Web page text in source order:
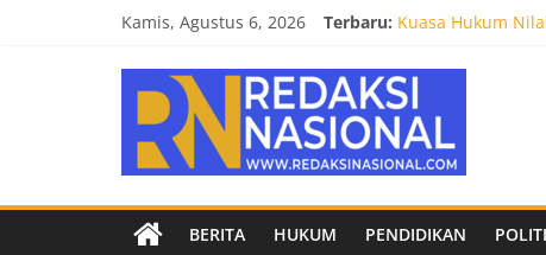
Kamis, Agustus 6, 2026 Terbaru: Kuasa Hukum
Kendal Tornado
Empat Tim
Biro Hukum
Redaksi
Nasional
Berita
terpercayaBERITA HUKUM PENDIDIKAN